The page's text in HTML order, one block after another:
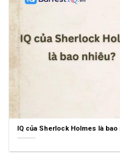
IQ của Sherlock Holmes là bao